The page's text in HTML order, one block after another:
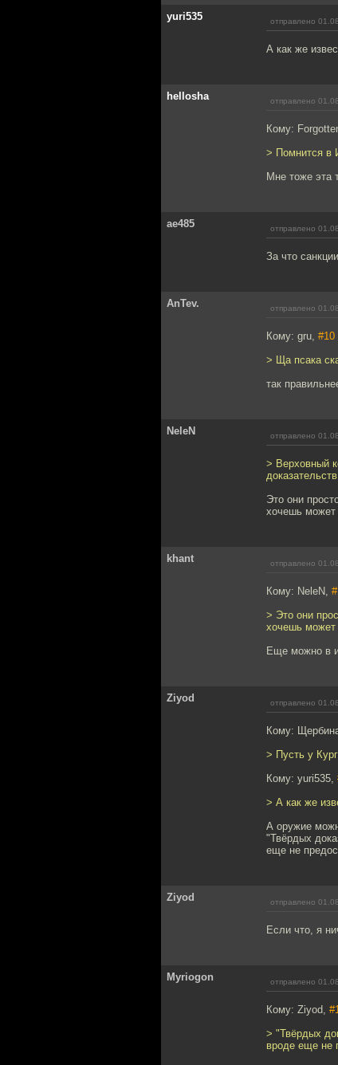
yuri535 отправлено
А как же
hellosha отправлено
Кому:
> Помнится в
Мне тоже эта
ae485 отправлено
За что
AnTev. отправлено
Кому: gru, #10
> Ща псака
так
NeleN отправлено
> Верховный
Это они
хочешь может
khant отправлено
Кому: NeleN,
> Это они
хочешь может
Еще можно в
Ziyod отправлено
Кому:
> Пусть у
Кому: yuri535,
> А как же
А оружие
"Твёрдых
еще не
Ziyod отправлено
Если что, я
Myriogon отправлено
Кому: Ziyod,
> "Твёрдых
вроде еще не